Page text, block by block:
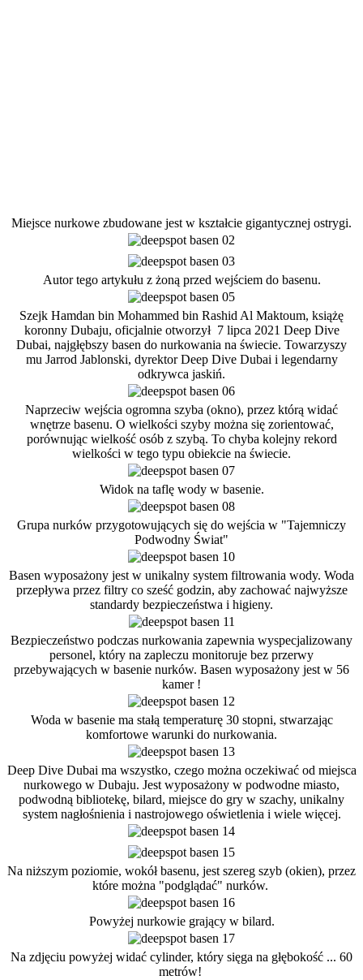
Miejsce nurkowe zbudowane jest w kształcie gigantycznej ostrygi.
Autor tego artykułu z żoną przed wejściem do basenu.
Szejk Hamdan bin Mohammed bin Rashid Al Maktoum, książę
koronny Dubaju, oficjalnie otworzył 7 lipca 2021 Deep Dive
Dubai, najgłębszy basen do nurkowania na świecie. Towarzyszy
mu Jarrod Jablonski, dyrektor Deep Dive Dubai i legendarny
odkrywca jaskiń.
Naprzeciw wejścia ogromna szyba (okno), przez którą widać
wnętrze basenu. O wielkości szyby można się zorientować,
porównując wielkość osób z szybą. To chyba kolejny rekord
wielkości w tego typu obiekcie na świecie.
Widok na taflę wody w basenie.
Grupa nurków przygotowujących się do wejścia w "Tajemniczy
Podwodny Świat"
Basen wyposażony jest w unikalny system filtrowania wody. Woda
przepływa przez filtry co sześć godzin, aby zachować najwyższe
standardy bezpieczeństwa i higieny.
Bezpieczeństwo podczas nurkowania zapewnia wyspecjalizowany
personel, który na zapleczu monitoruje bez przerwy
przebywających w basenie nurków. Basen wyposażony jest w 56
kamer !
Woda w basenie ma stałą temperaturę 30 stopni, stwarzając
komfortowe warunki do nurkowania.
Deep Dive Dubai ma wszystko, czego można oczekiwać od miejsca
nurkowego w Dubaju. Jest wyposażony w podwodne miasto,
podwodną bibliotekę, bilard, miejsce do gry w szachy, unikalny
system nagłośnienia i nastrojowego oświetlenia i wiele więcej.
Na niższym poziomie, wokół basenu, jest szereg szyb (okien), przez
które można "podglądać" nurków.
Powyżej nurkowie grający w bilard.
Na zdjęciu powyżej widać cylinder, który sięga na głębokość ... 60
metrów!